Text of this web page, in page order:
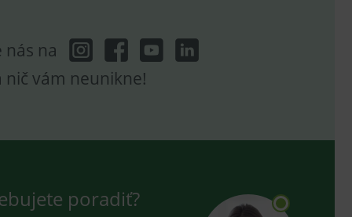
nás na
nič vám neunikne!
poradiť?
vhodné reklamy.
webu používá